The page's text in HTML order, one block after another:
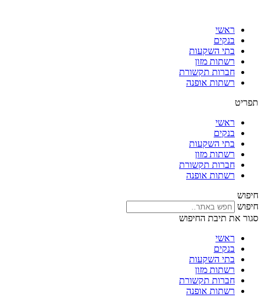
ראשי
בנקים
בתי השקעות
רשתות מזון
חברות תקשורת
רשתות אופנה
תפריט
ראשי
בנקים
בתי השקעות
רשתות מזון
חברות תקשורת
רשתות אופנה
חיפוש
חיפוש
סגור את תיבת החיפוש
ראשי
בנקים
בתי השקעות
רשתות מזון
חברות תקשורת
רשתות אופנה